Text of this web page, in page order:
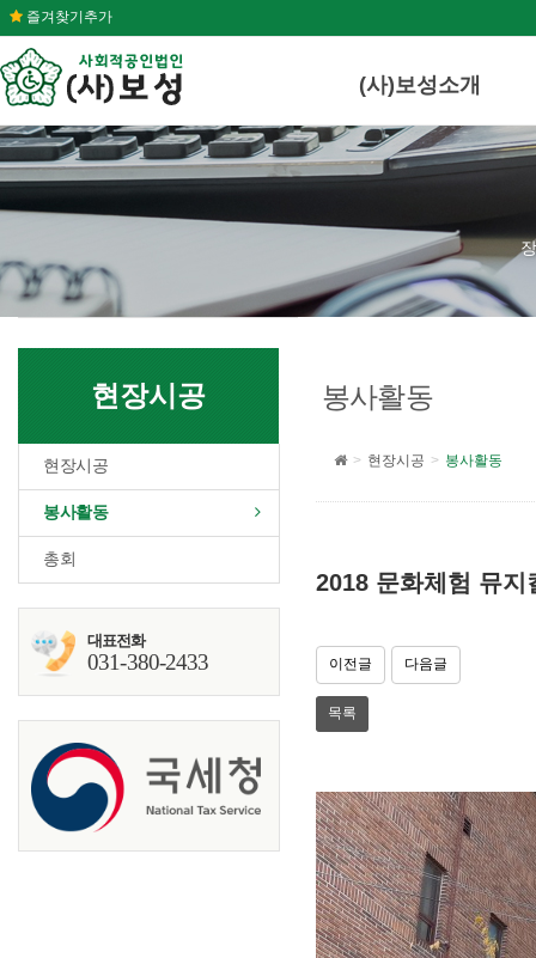
즐겨찾기추가
(사)보성소개
현장시공
현장시공
봉사활동
총회
대표전화
031-380-2433
봉사활동
현장시공 봉사활동
2018 문화체험 뮤지
이전글 다음글
목록